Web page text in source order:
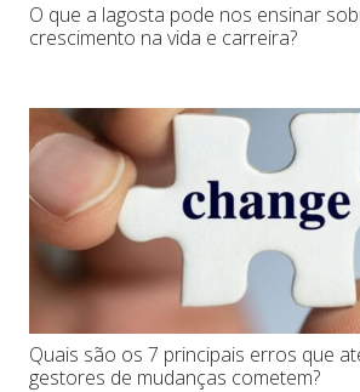
O que a lagosta pode nos ensinar
crescimento na vida e carreira?
Quais são os 7 principais erros que
gestores de mudanças cometem?